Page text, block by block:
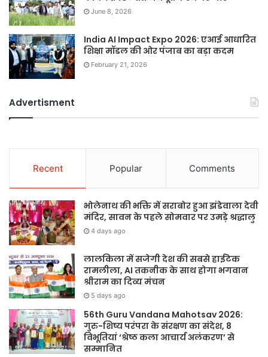
June 8, 2026
India AI Impact Expo 2026: एआई आधारित
शिक्षा मॉडल की ओर पंजाब का बड़ा कदम
February 21, 2026
Advertisment
Recent Popular Comments
भोलेनाथ की भक्ति में सराबोर हुआ झंडेवाला देवी
मंदिर, सावन के पहले सोमवार पर उमड़े श्रद्धालु
4 days ago
लालकिला में सजेगी देश की सबसे हाईटेक
रामलीला, AI तकनीक के साथ होगा भगवान
श्रीराम का दिव्य मंचन
5 days ago
56th Guru Vandana Mahotsav 2026:
गुरु-शिष्य परंपरा के संरक्षण का संदेश, 8
विभूतियां ‘श्रेष्ठ कला आचार्य अलंकरण’ से
सम्मानित